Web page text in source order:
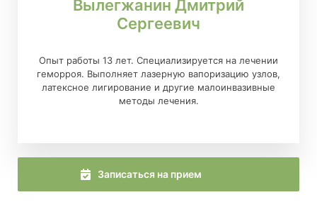
Вылегжанин Дмитрий
Сергеевич
Опыт работы 13 лет. Специализируется на лечении
геморроя. Выполняет лазерную вапоризацию узлов,
латексное лигирование и другие малоинвазивные
методы лечения.
Записаться на прием